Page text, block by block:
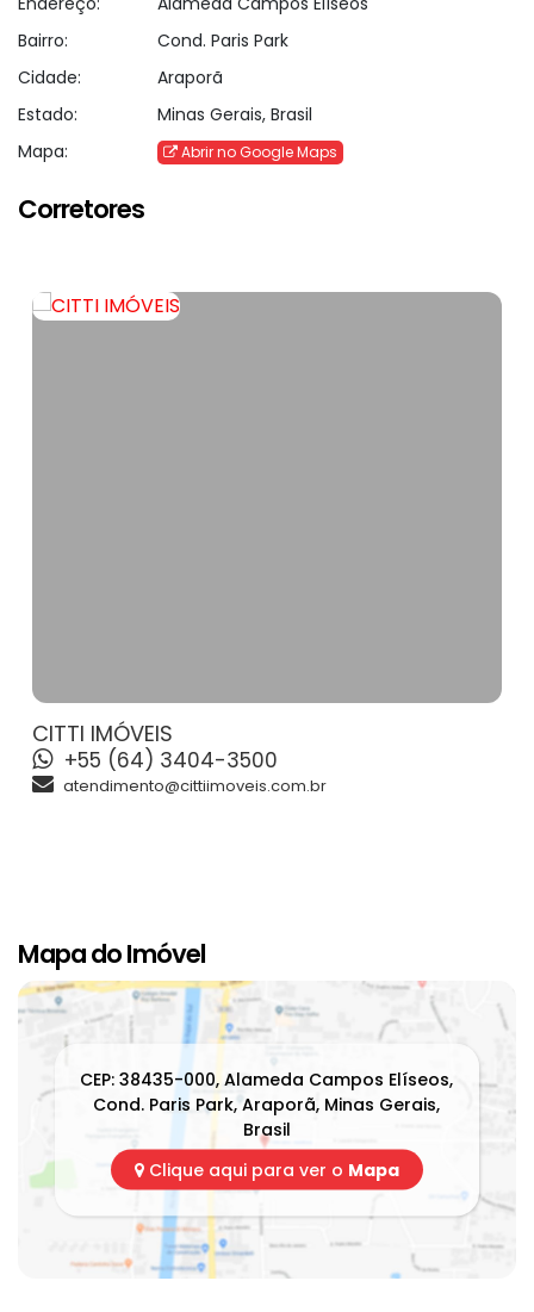
Bairro:
Cond. Paris Park
Cidade:
Araporã
Estado:
Minas Gerais, Brasil
Mapa:
Abrir no Google Maps
Corretores
CITTI IMÓVEIS
+55 (64) 3404-3500
atendimento@cittiimoveis.com.br
Mapa do Imóvel
CEP: 38435-000,Alameda Campos Elíseos,
Cond. Paris Park,Araporã, Minas Gerais,
Brasil
Clique aqui para ver o Mapa